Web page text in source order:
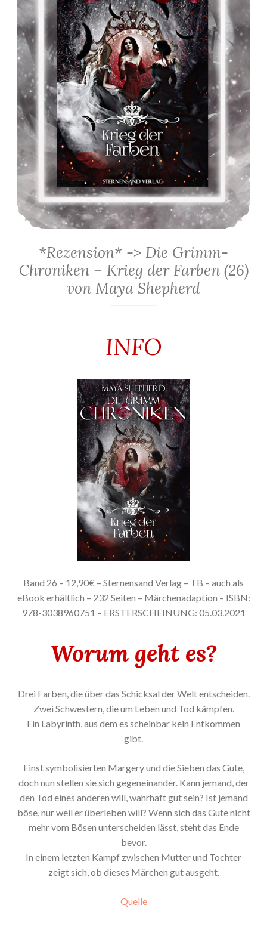
*Rezension* -> Die Grimm-
Chroniken – Krieg der Farben (26)
von Maya Shepherd
INFO
Band 26 – 12,90€ – Sternensand Verlag – TB – auch als
eBook erhältlich – 232 Seiten – Märchenadaption – ISBN:
978-3038960751 – ERSTERSCHEINUNG: 05.03.2021
Worum geht es?
Drei Farben, die über das Schicksal der Welt entscheiden.
Zwei Schwestern, die um Leben und Tod kämpfen.
Ein Labyrinth, aus dem es scheinbar kein Entkommen
gibt.
Einst symbolisierten Margery und die Sieben das Gute,
doch nun stellen sie sich gegeneinander. Kann jemand, der
den Tod eines anderen will, wahrhaft gut sein? Ist jemand
böse, nur weil er überleben will? Wenn sich das Gute nicht
mehr vom Bösen unterscheiden lässt, steht das Ende
bevor.
In einem letzten Kampf zwischen Mutter und Tochter
zeigt sich, ob dieses Märchen gut ausgeht.
Quelle